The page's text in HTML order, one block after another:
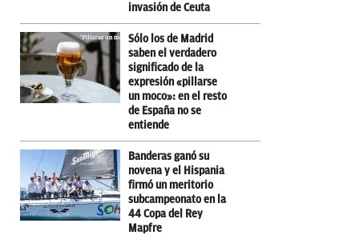
invasión de Ceuta
Sólo los de Madrid
saben el verdadero
significado de la
expresión «pillarse
un moco»: en el resto
de España no se
entiende
Banderas ganó su
novena y el Hispania
firmó un meritorio
subcampeonato en la
44 Copa del Rey
Mapfre